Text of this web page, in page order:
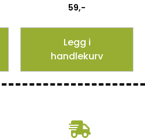
59,-
Legg i
handlekurv